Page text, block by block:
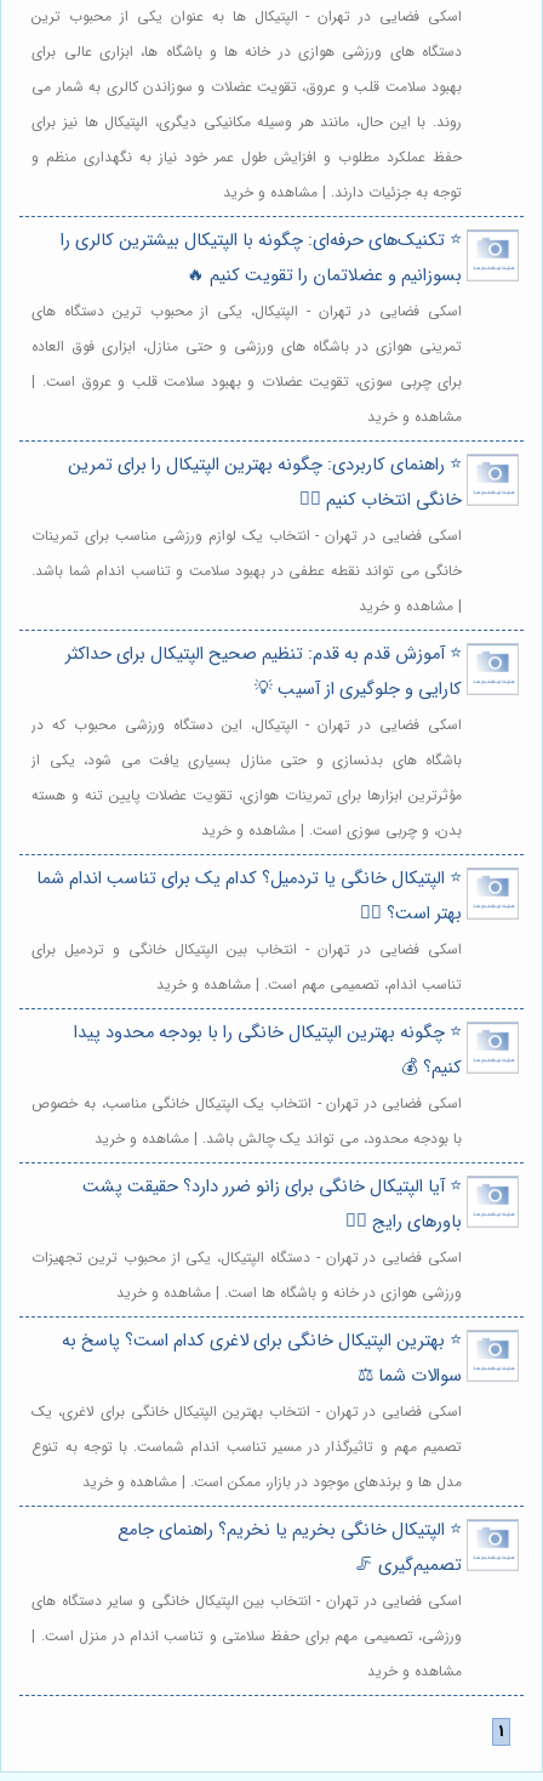
اسکی فضایی در تهران - الپتیکال ها به عنوان یکی از محبوب ترین
دستگاه های ورزشی هوازی در خانه ها و باشگاه ها، ابزاری عالی برای
بهبود سلامت قلب و عروق، تقویت عضلات و سوزاندن کالری به شمار می
روند. با این حال، مانند هر وسیله مکانیکی دیگری، الپتیکال ها نیز برای
حفظ عملکرد مطلوب و افزایش طول عمر خود نیاز به نگهداری منظم و
توجه به جزئیات دارند. | مشاهده و خرید
⭐️ تکنیک‌های حرفه‌ای: چگونه با الپتیکال بیشترین کالری را
بسوزانیم و عضلاتمان را تقویت کنیم 🔥
اسکی فضایی در تهران - الپتیکال، یکی از محبوب ترین دستگاه های
تمرینی هوازی در باشگاه های ورزشی و حتی منازل، ابزاری فوق العاده
برای چربی سوزی، تقویت عضلات و بهبود سلامت قلب و عروق است. |
مشاهده و خرید
⭐️ راهنمای کاربردی: چگونه بهترین الپتیکال را برای تمرین
خانگی انتخاب کنیم 🏋️‍♀️
اسکی فضایی در تهران - انتخاب یک لوازم ورزشی مناسب برای تمرینات
خانگی می تواند نقطه عطفی در بهبود سلامت و تناسب اندام شما باشد.
| مشاهده و خرید
⭐️ آموزش قدم به قدم: تنظیم صحیح الپتیکال برای حداکثر
کارایی و جلوگیری از آسیب 💡
اسکی فضایی در تهران - الپتیکال، این دستگاه ورزشی محبوب که در
باشگاه های بدنسازی و حتی منازل بسیاری یافت می شود، یکی از
مؤثرترین ابزارها برای تمرینات هوازی، تقویت عضلات پایین تنه و هسته
بدن، و چربی سوزی است. | مشاهده و خرید
⭐️ الپتیکال خانگی یا تردمیل؟ کدام یک برای تناسب اندام شما
بهتر است؟ 🏃‍♂️
اسکی فضایی در تهران - انتخاب بین الپتیکال خانگی و تردمیل برای
تناسب اندام، تصمیمی مهم است. | مشاهده و خرید
⭐️ چگونه بهترین الپتیکال خانگی را با بودجه محدود پیدا
کنیم؟ 💰
اسکی فضایی در تهران - انتخاب یک الپتیکال خانگی مناسب، به خصوص
با بودجه محدود، می تواند یک چالش باشد. | مشاهده و خرید
⭐️ آیا الپتیکال خانگی برای زانو ضرر دارد؟ حقیقت پشت
باورهای رایج 🧘‍♀️
اسکی فضایی در تهران - دستگاه الپتیکال، یکی از محبوب ترین تجهیزات
ورزشی هوازی در خانه و باشگاه ها است. | مشاهده و خرید
⭐️ بهترین الپتیکال خانگی برای لاغری کدام است؟ پاسخ به
سوالات شما ⚖️
اسکی فضایی در تهران - انتخاب بهترین الپتیکال خانگی برای لاغری، یک
تصمیم مهم و تاثیرگذار در مسیر تناسب اندام شماست. با توجه به تنوع
مدل ها و برندهای موجود در بازار، ممکن است. | مشاهده و خرید
⭐️ الپتیکال خانگی بخریم یا نخریم؟ راهنمای جامع
تصمیم‌گیری 🦵
اسکی فضایی در تهران - انتخاب بین الپتیکال خانگی و سایر دستگاه های
ورزشی، تصمیمی مهم برای حفظ سلامتی و تناسب اندام در منزل است. |
مشاهده و خرید